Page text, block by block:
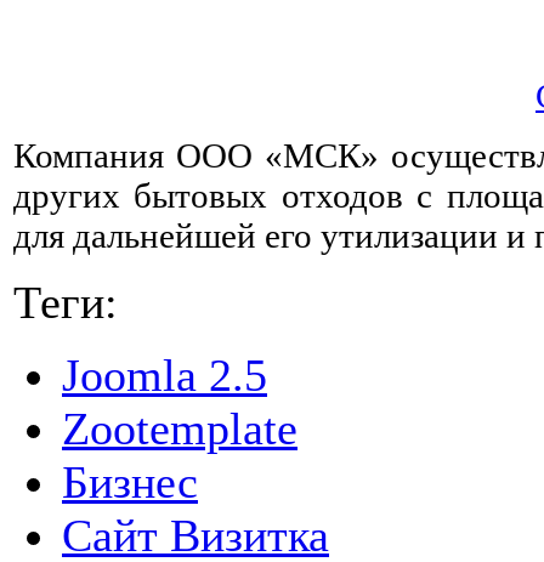
Компания ООО «МСК»
других бытовых отходов с
для дальнейшей его утилизации и
Теги:
Joomla 2.5
Zootemplate
Бизнес
Сайт Визитка